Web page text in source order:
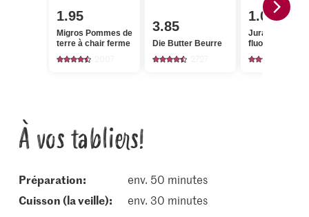
1.95
Migros Pommes de
terre à chair ferme
3.85
Die Butter Beurre
1.05
Jura Sel Sel
fluoré
À vos tabliers!
Préparation:
env. 50 minutes
cuisson (la veille):
env. 30 minutes